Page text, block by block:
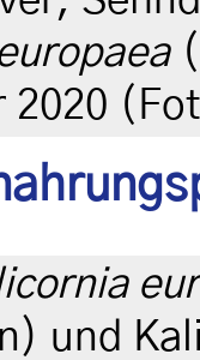
2020
und